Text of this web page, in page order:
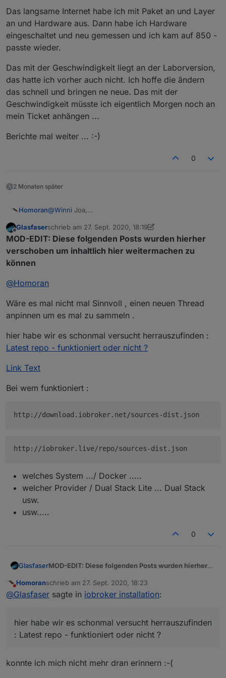
Das langsame Internet habe ich mit Paket an und Layer
an und Hardware aus. Dann habe ich Hardware
eingeschaltet und neu gemessen und ich kam auf 850 -
passte wieder.
Das mit der Geschwindigkeit liegt an der Laborversion,
das hatte ich vorher auch nicht. Ich hoffe die ändern
das schnell und bringen ne neue. Das mit der
Geschwindigkeit müsste ich eigentlich Morgen noch an
mein Ticket anhängen ...
Berichte mal weiter ... :-)
0
2 Monaten später
Homoran@Winni Joa,
wie es @Thomas-Braunschreibt
Offline
Glasfaserschrieb am 27. Sept. 2020, 18:19
zuletzt editiert von Homoran
MOD-EDIT: Diese folgenden Posts wurden hierher
verschoben um inhaltlich hier weitermachen zu
können
@Homoran
Wäre es mal nicht mal Sinnvoll , einen neuen Thread
anpinnen um es mal zu sammeln .
hier habe wir es schonmal versucht herrauszufinden :
Latest repo - funktioniert oder nicht ?
Link Text
Bei wem funktioniert :
http://download.iobroker.net/sources-dist.json
http://iobroker.live/repo/sources-dist.json
welches System .../ Docker .....
welcher Provider / Dual Stack Lite ... Dual Stack
usw.
usw.....
0
GlasfaserMOD-EDIT: Diese folgenden Posts wurden hierher
können
@Homoran
hier habe wir es schonmal versucht herrauszufinden
:Latest repo - funktioniert oder nicht ?
Bei wem funktioniert :
Nicht stören
Homoranschrieb am 27. Sept. 2020, 18:23
zuletzt editiert von
@Glasfaser sagte in iobroker installation:
hier habe wir es schonmal versucht herrauszufinden
: Latest repo - funktioniert oder nicht ?
konnte ich mich nicht mehr dran erinnern :-(